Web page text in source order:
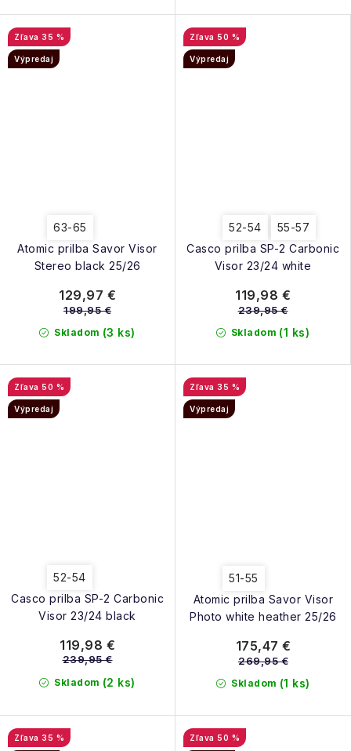
Atomic prilba Savor Visor
Stereo black 25/26
35 %
Výpredaj
63-65
Skladom (3 ks)
129,97 €
199,95 €
Casco prilba SP-2 Carbonic
Visor 23/24 white
50 %
Výpredaj
52-54 55-57
Skladom (1 ks)
119,98 €
239,95 €
Casco prilba SP-2 Carbonic
Visor 23/24 black
50 %
Výpredaj
52-54
Skladom (2 ks)
119,98 €
239,95 €
Atomic prilba Savor Visor
Photo white heather 25/26
35 %
Výpredaj
51-55
Skladom (1 ks)
175,47 €
269,95 €
35 % 50 %